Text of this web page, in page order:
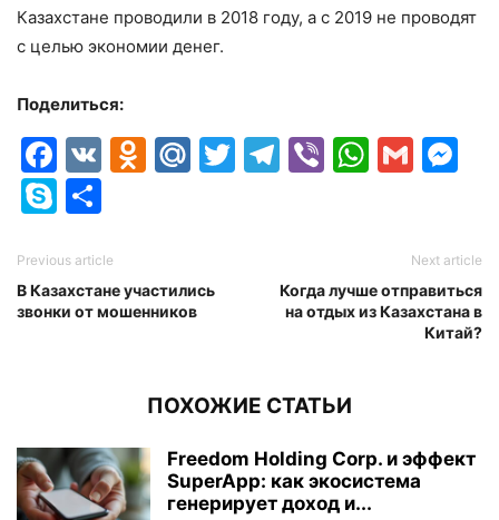
Казахстане проводили в 2018 году, а с 2019 не проводят
с целью экономии денег.
Поделиться:
Facebook
VK Odnoklassniki
Mail.Ru
Twitter
Telegram
Viber
Skype
Previous article
В Казахстане участились
звонки от мошенников
Next article
Когда лучше отправиться
на отдых из Казахстана в
Китай?
ПОХОЖИЕ СТАТЬИ
Freedom Holding Corp. и эффект
SuperApp: как экосистема
генерирует доход и...